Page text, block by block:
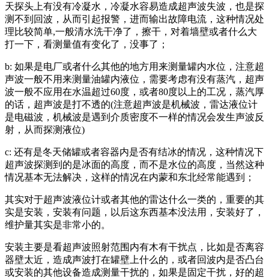
天探头上有没有冷凝水，冷凝水容易造成超声波失波，也是探
测不到回波，从而引起报警，进而输出故障电流，这种情况处
理比较简单,一般清水洗干净了，擦干，对着墙壁或者什么大
打一下，看测量值有变化了，没事了；
b: 如果是电厂或者什么其他的地方用来测量罐内水位，注意超
声波一般不用来测量油罐内液位，需要考虑有没有蒸汽，超声
波一般不应用在水温超过60度，或者80度以上的工况，蒸汽厚
的话，超声波是打不透的(注意超声波是机械波，雷达液位计
是电磁波，机械波是遇到介质密度不一样的情况会发生声波反
射，从而探测液位)
c: 还有是冬天储罐或者容器内是否有结冰的情况，这种情况下
超声波探测到的是冰面的高度，而不是水位的高度，当然这种
情况基本无法解决，这样的情况在内蒙和东北经常能遇到；
其实对于超声波液位计或者其他的雷达什么一类的，重要的其
实是安装，安装有问题，以后这东西基本没法用，安装好了，
维护量其实是非常小的。
安装主要是看超声波照射范围内有木有干扰点，比如是否离容
器壁太近，造成声波打在罐壁上什么的，或者回波内是否凸台
或安装的其他设备造成测量干扰的，如果是固定干扰，好的超